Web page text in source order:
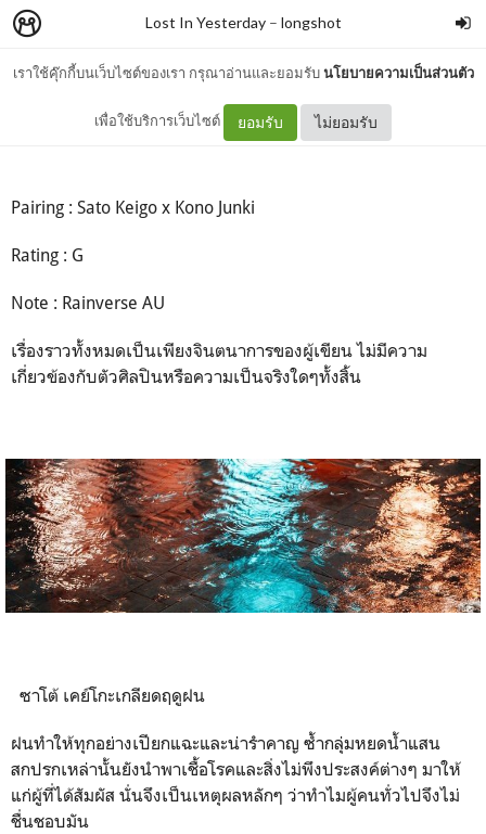
เราใช้คุ๊กกี้บนเว็บไซต์ของเรา กรุณาอ่านและยอมรับนโยบายความเป็นส่วนตัว
เพื่อใช้บริการเว็บไซต์ ยอมรับ ไม่ยอมรับ
Lost In Yesterday– longshot
Rainy Day
Pairing : Sato Keigo x Kono Junki
Rating : G
Note : Rainverse AU
เรื่องราวทั้งหมดเป็นเพียงจินตนาการของผู้เขียน ไม่มีความ
เกี่ยวข้องกับตัวศิลปินหรือความเป็นจริงใดๆทั้งสิ้น
ซาโต้ เคย์โกะเกลียดฤดูฝน
ฝนทำให้ทุกอย่างเปียกแฉะและน่ารำคาญ ซ้ำกลุ่มหยดน้ำแสน
สกปรกเหล่านั้นยังนำพาเชื้อโรคและสิ่งไม่พึงประสงค์ต่างๆ มาให้
แก่ผู้ที่ได้สัมผัส นั่นจึงเป็นเหตุผลหลักๆ ว่าทำไมผู้คนทั่วไปจึงไม่
ชื่นชอบมัน